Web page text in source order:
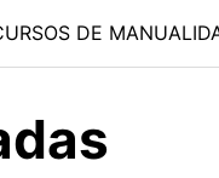
DE